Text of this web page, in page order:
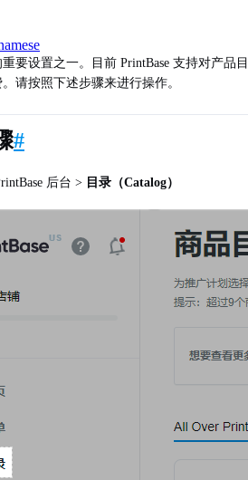
要设置之一。目前 PrintBase 支持对产品
请按照下述步骤来进行操作。
#
后台 > 目录（Catalog）